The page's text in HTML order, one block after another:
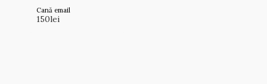
Cană email
150lei